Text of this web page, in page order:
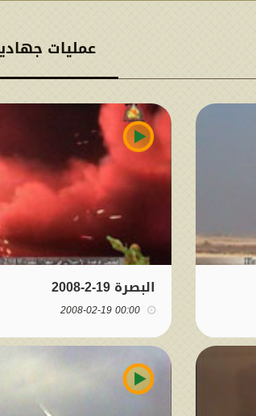
عمليات
البصرة 19-2-2008
00:00 2008-02-19